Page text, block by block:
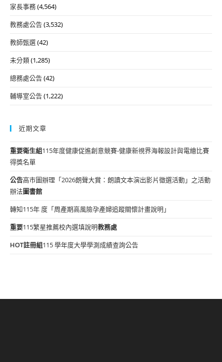
家長事務(4,564)
教務處公告(3,532)
教師甄選(42)
未分類(1,285)
總務處公告(42)
輔導室公告(1,222)
近期文章
重要衛生組115年度健康促進創意競賽-健康新視界海報設計與電繪比賽
得獎名單
公告高市圖辦理「2026朗聲大賞：朗讀文本演出影片徵選活動」之活動
辦法圖書館
轉知115年 度「周產期高風險孕產婦追蹤關懷計畫說明」
重要115繁星推薦校內選填說明教務處
HOT註冊組115 學年度大學學測成績查詢公告